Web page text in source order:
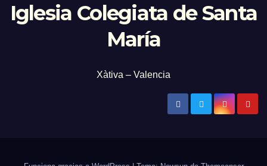
Iglesia Colegiata de Santa
María
Xàtiva – Valencia